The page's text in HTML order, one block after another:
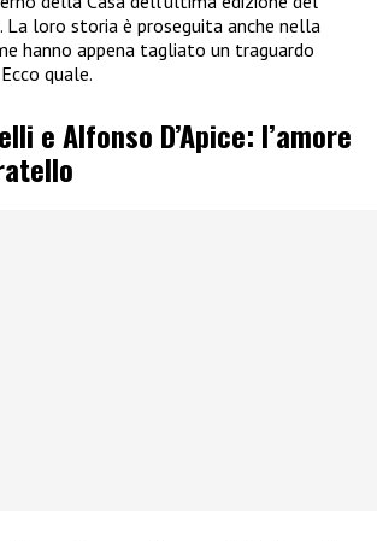
. La loro storia è proseguita anche nella
hanno appena tagliato un traguardo
quale.
e Alfonso D’Apice: l’amore